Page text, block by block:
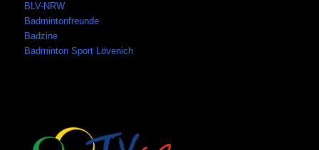
BLV-NRW
Badmintonfreunde
Badzine
Badminton Sport Lövenich